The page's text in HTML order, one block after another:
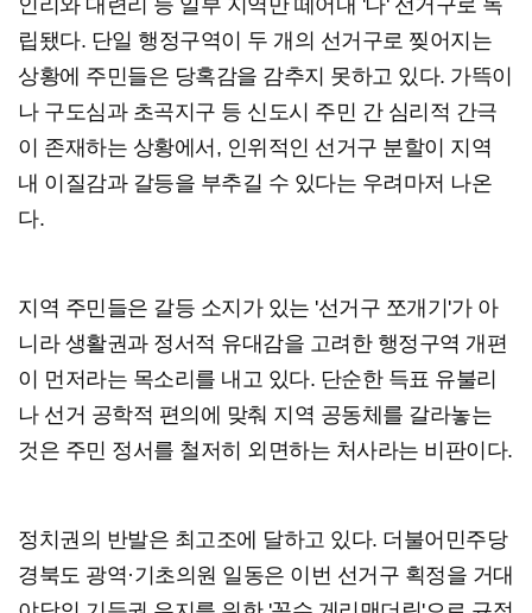
립됐다. 단일 행정구역이 두 개의 선거구로 찢어지는
상황에 주민들은 당혹감을 감추지 못하고 있다. 가뜩이
나 구도심과 초곡지구 등 신도시 주민 간 심리적 간극
이 존재하는 상황에서, 인위적인 선거구 분할이 지역
내 이질감과 갈등을 부추길 수 있다는 우려마저 나온
다.
지역 주민들은 갈등 소지가 있는 '선거구 쪼개기'가 아
니라 생활권과 정서적 유대감을 고려한 행정구역 개편
이 먼저라는 목소리를 내고 있다. 단순한 득표 유불리
나 선거 공학적 편의에 맞춰 지역 공동체를 갈라놓는
것은 주민 정서를 철저히 외면하는 처사라는 비판이다.
정치권의 반발은 최고조에 달하고 있다. 더불어민주당
경북도 광역·기초의원 일동은 이번 선거구 획정을 거대